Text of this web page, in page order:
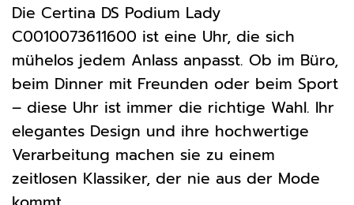
Die Certina DS Podium Lady
C0010073611600 ist eine Uhr, die sich
mühelos jedem Anlass anpasst. Ob im Büro,
beim Dinner mit Freunden oder beim Sport
– diese Uhr ist immer die richtige Wahl. Ihr
elegantes Design und ihre hochwertige
Verarbeitung machen sie zu einem
zeitlosen Klassiker, der nie aus der Mode